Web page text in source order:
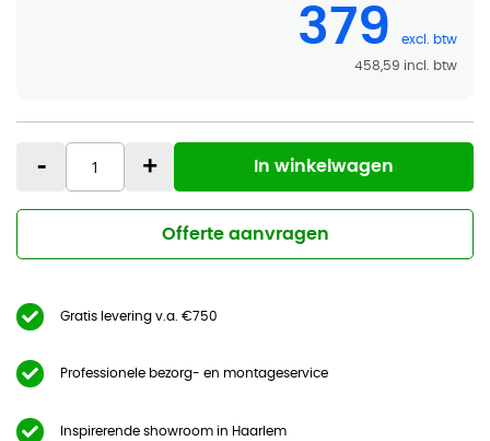
379
458,59
- + In winkelwagen
Offerte aanvragen
Gratis levering v.a. €750
Professionele bezorg- en montageservice
Inspirerende showroom in Haarlem